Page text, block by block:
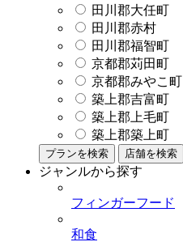
田川郡大任町
田川郡赤村
田川郡福智町
京都郡苅田町
京都郡みやこ町
築上郡吉富町
築上郡上毛町
築上郡築上町
プランを検索 店舗を検索
ジャンルから探す
フィンガーフード
和食